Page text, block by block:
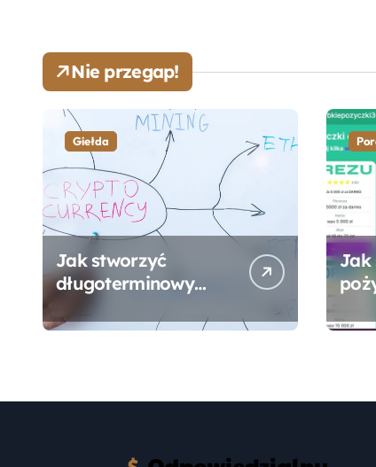
Nie przegap!
Giełda
Jak stworzyć
długoterminowy
10-20 lat?
Jak